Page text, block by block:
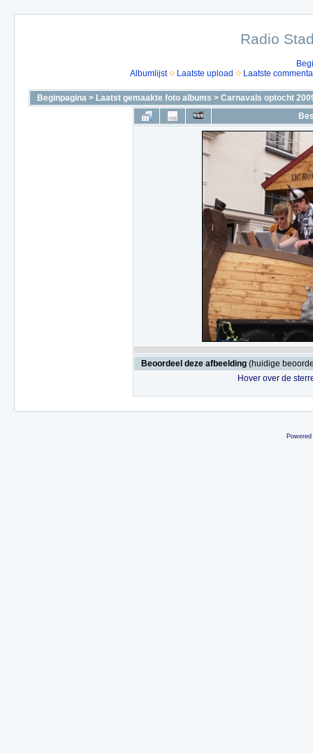
Radio
Albumlijst
Laatste upload Laatste
Beginpagina > Laatst gemaakte foto albums > Carnavals optocht
Beoordeel deze afbeelding (huidige
Hover over de